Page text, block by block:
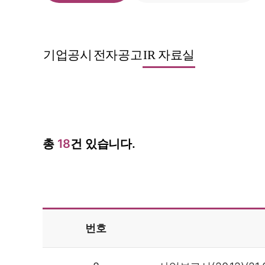
기업공시 전자공고IR 자료실
총 18건 있습니다.
번호